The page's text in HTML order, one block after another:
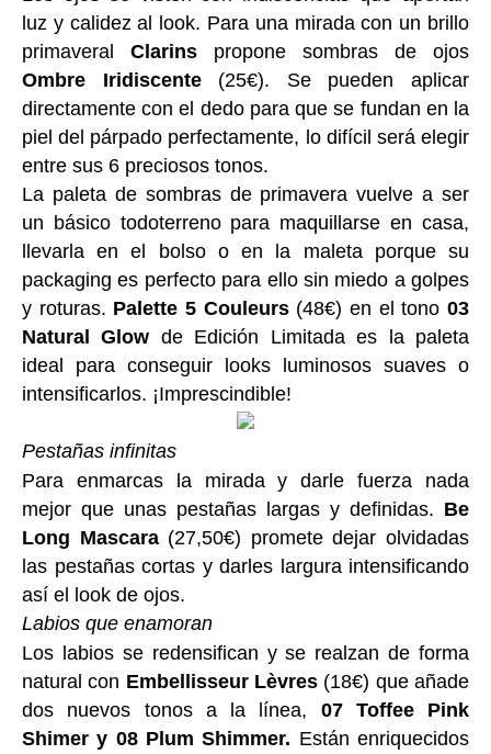
luz y calidez al look. Para una mirada con un brillo
primaveral Clarins propone sombras de ojos
Ombre Iridiscente(25€). Se pueden aplicar
directamente con el dedo para que se fundan en la
piel del párpado perfectamente, lo difícil será elegir
entre sus 6 preciosos tonos.
La paleta de sombras de primavera vuelve a ser
un básico todoterreno para maquillarse en casa,
llevarla en el bolso o en la maleta porque su
packaging es perfecto para ello sin miedo a golpes
y roturas. Palette 5 Couleurs(48€) en el tono 03
Natural Glow de Edición Limitada es la paleta
ideal para conseguir looks luminosos suaves o
intensificarlos. ¡Imprescindible!
Pestañas infinitas
Para enmarcas la mirada y darle fuerza nada
mejor que unas pestañas largas y definidas. Be
Long Mascara(27,50€) promete dejar olvidadas
las pestañas cortas y darles largura intensificando
así el look de ojos.
Labios que enamoran
Los labios se redensifican y se realzan de forma
natural con Embellisseur Lèvres (18€) que añade
dos nuevos tonos a la línea, 07 Toffee Pink
Shimer y 08 Plum Shimmer. Están enriquecidos